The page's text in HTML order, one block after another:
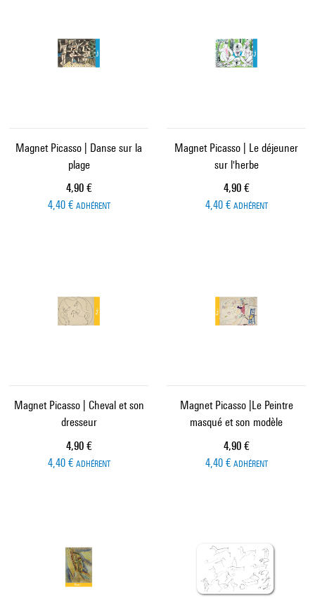
Magnet Picasso | Danse sur la
plage
Prix ​​actuel
4,90 €
4,40 € ADHÉRENT
Magnet Picasso | Le déjeuner
sur l'herbe
Prix ​​actuel
4,90 €
4,40 € ADHÉRENT
Magnet Picasso | Cheval et son
dresseur
Prix ​​actuel
4,90 €
4,40 € ADHÉRENT
Magnet Picasso |Le Peintre
masqué et son modèle
Prix ​​actuel
4,90 €
4,40 € ADHÉRENT